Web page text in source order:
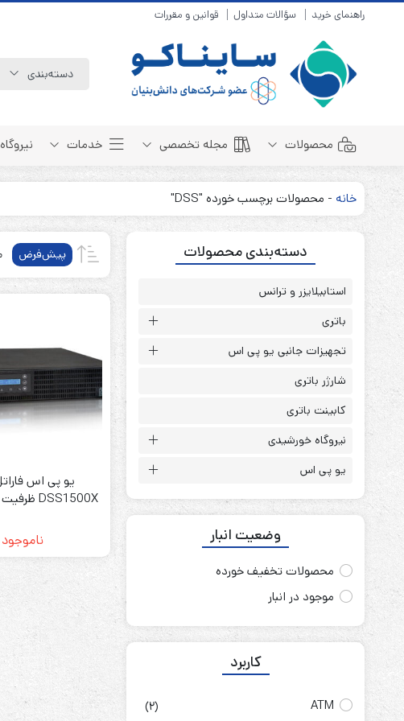
راهنمای خرید سؤالات متداول قوانین و مقررات
محصولات
باتری سیلد لید اسید
باتری 12 ولت
باتری نیکل کادمیوم
باتری نیکل متال هیدرید
سلاموند
موریسل
کینگ بت
مجله تخصصی
مبانی باتری
انواع باتری
تست و کنترل
طول عمر باتری
باتری هوشمند
بسته بندی و ایمنی
روش های شارژ
روش های تخلیه
خدمات
خانه - محصولات برچسب خورده "DSS"
پیش‌فرض
یو پی اس
ناموجود
دسته‌بندی محصولات
استابیلایزر و ترانس
باتری
تجهیزات جانبی یو پی اس
شارژر باتری
کابینت باتری
نیروگاه خورشیدی
یو پی اس
وضعیت انبار
محصولات تخفیف خورده
موجود در انبار
کاربرد
ATM
(2)